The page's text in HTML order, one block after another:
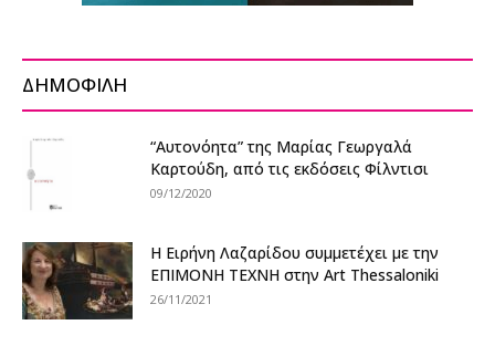
ΔΗΜΟΦΙΛΗ
“Αυτονόητα” της Μαρίας Γεωργαλά
Καρτούδη, από τις εκδόσεις Φίλντισι
09/12/2020
Η Ειρήνη Λαζαρίδου συμμετέχει με την
ΕΠΙΜΟΝΗ ΤΕΧΝΗ στην Art Thessaloniki
26/11/2021